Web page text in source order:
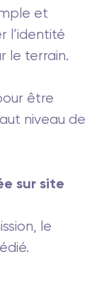
et
l’identité
le terrain.
être
niveau de
sur site
le